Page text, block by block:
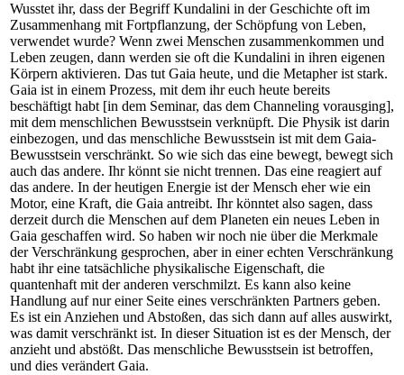
Wusstet ihr, dass der Begriff Kundalini in der Geschichte oft im
Zusammenhang mit Fortpflanzung, der Schöpfung von Leben,
verwendet wurde? Wenn zwei Menschen zusammenkommen und
Leben zeugen, dann werden sie oft die Kundalini in ihren eigenen
Körpern aktivieren. Das tut Gaia heute, und die Metapher ist stark.
Gaia ist in einem Prozess, mit dem ihr euch heute bereits
beschäftigt habt [in dem Seminar, das dem Channeling vorausging],
mit dem menschlichen Bewusstsein verknüpft. Die Physik ist darin
einbezogen, und das menschliche Bewusstsein ist mit dem Gaia-
Bewusstsein verschränkt. So wie sich das eine bewegt, bewegt sich
auch das andere. Ihr könnt sie nicht trennen. Das eine reagiert auf
das andere. In der heutigen Energie ist der Mensch eher wie ein
Motor, eine Kraft, die Gaia antreibt. Ihr könntet also sagen, dass
derzeit durch die Menschen auf dem Planeten ein neues Leben in
Gaia geschaffen wird. So haben wir noch nie über die Merkmale
der Verschränkung gesprochen, aber in einer echten Verschränkung
habt ihr eine tatsächliche physikalische Eigenschaft, die
quantenhaft mit der anderen verschmilzt. Es kann also keine
Handlung auf nur einer Seite eines verschränkten Partners geben.
Es ist ein Anziehen und Abstoßen, das sich dann auf alles auswirkt,
was damit verschränkt ist. In dieser Situation ist es der Mensch, der
anzieht und abstößt. Das menschliche Bewusstsein ist betroffen,
und dies verändert Gaia.